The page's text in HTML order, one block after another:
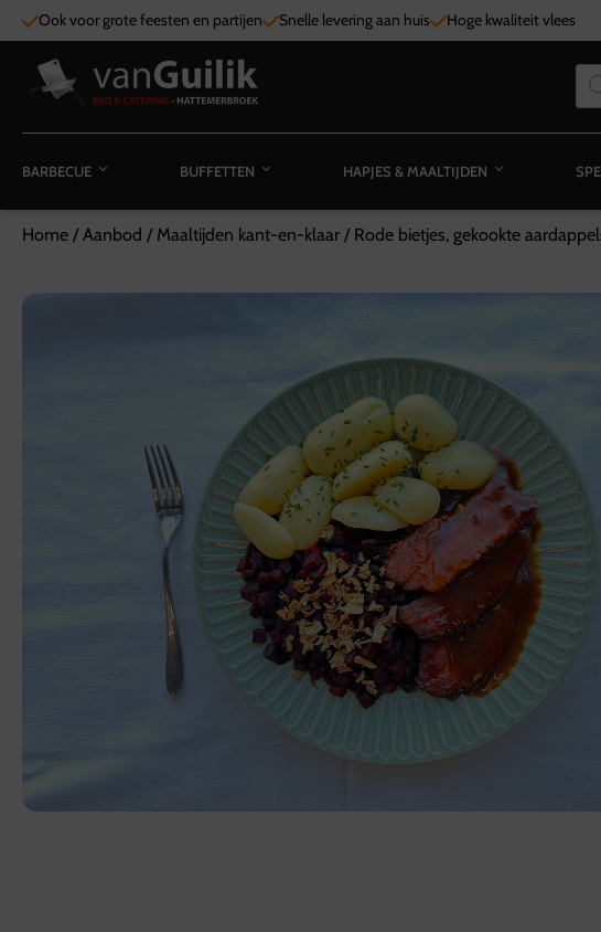
Ook voor grote feesten en partijen Snelle levering aan huis Hoge kwaliteit vlees
BARBECUE BUFFETTEN HAPJES & MAALTIJDEN
Home /Aanbod / Maaltijden kant-en-klaar / Rode bietjes, gekookte